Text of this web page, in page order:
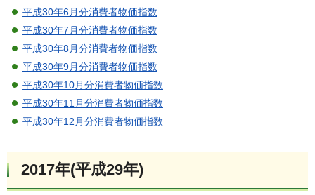
平成30年6月分消費者物価指数
平成30年7月分消費者物価指数
平成30年8月分消費者物価指数
平成30年9月分消費者物価指数
平成30年10月分消費者物価指数
平成30年11月分消費者物価指数
平成30年12月分消費者物価指数
2017年(平成29年)